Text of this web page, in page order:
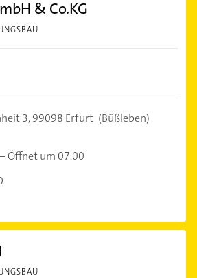
& Co.KG
3,99098 Erfurt (Büßleben)
–Öffnet um 07:00